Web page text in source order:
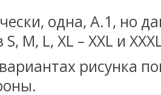
одна, А.1, но
M, L, XL – XXL и
рисунка